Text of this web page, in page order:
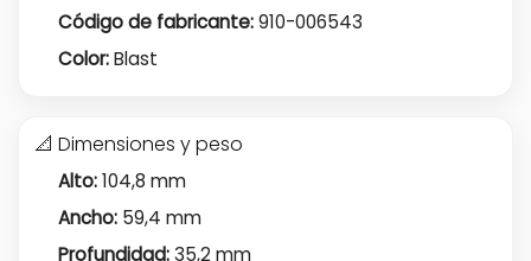
Código de fabricante:910-006543
Color:Blast
📐 Dimensiones y peso
Alto:104,8 mm
Ancho:59,4 mm
Profundidad:35,2 mm